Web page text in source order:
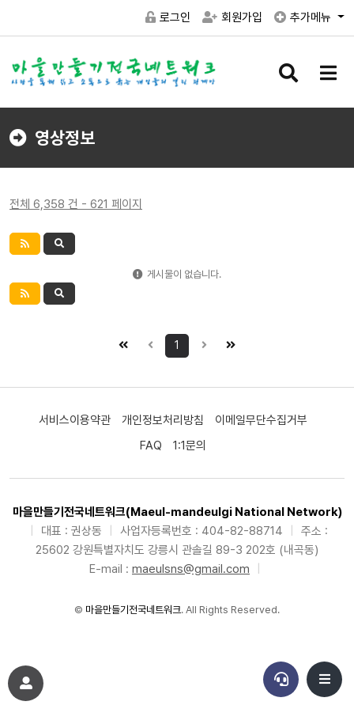
로그인 회원가입 추가메뉴
검
버
메
버
영상정보
전체 6,358 건 - 621 페이지
게시물이 없습니다.
1
서비스이용약관 개인정보처리방침
이메일무단수집거부
FAQ
1:1문의
마을만들기전국네트워크(Maeul-mandeulgi National Network)
대표 : 권상동 사업자등록번호 : 404-82-88714
주소 :
25602 강원특별자치도 강릉시 관솔길 89-3 202호 (내곡동)
E-mail : maeulsns@gmail.com
© 마을만들기전국네트워크. All Rights Reserved.